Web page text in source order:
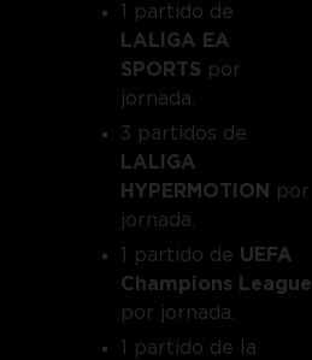
1 partido de
LALIGA EA
SPORTS por
jornada.
3 partidos de
LALIGA
HYPERMOTION
por
jornada.
1 partido de UEFA
Champions League
por jornada.
1 partido de la